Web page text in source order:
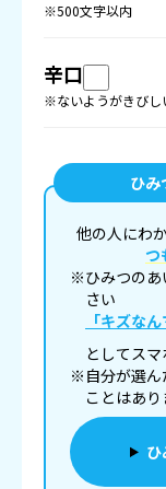
※500文字以内
辛口
※ないようがきびし
ひみ
他の人にわ
つ
※ひみつのあ
さい
「キズな
としてス
※自分が選ん
ことはあ
ひ